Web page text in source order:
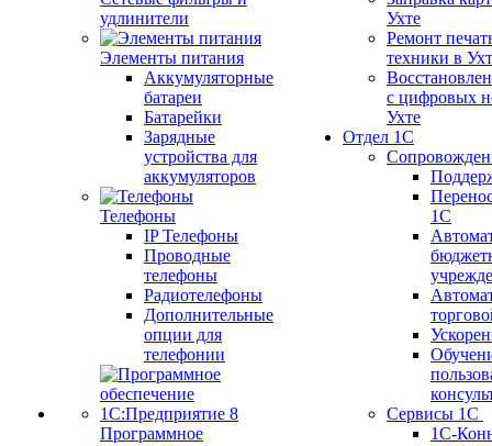
удлинители
Элементы питания
Аккумуляторные
батареи
Батарейки
Зарядные
устройства для
аккумуляторов
Телефоны
IP Телефоны
Проводные
телефоны
Радиотелефоны
Дополнительные
опции для
телефонии
Программное
Ухте
Ремонт
техники в
с цифровых
Ухте
Отдел 1С
1С
Сервисы 1С
1С-